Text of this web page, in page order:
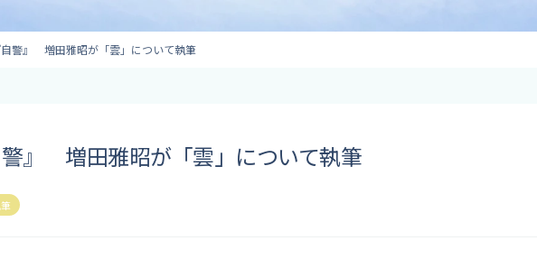
警』 増田雅昭が「雲」について執筆
』 増田雅昭が「雲」について執筆